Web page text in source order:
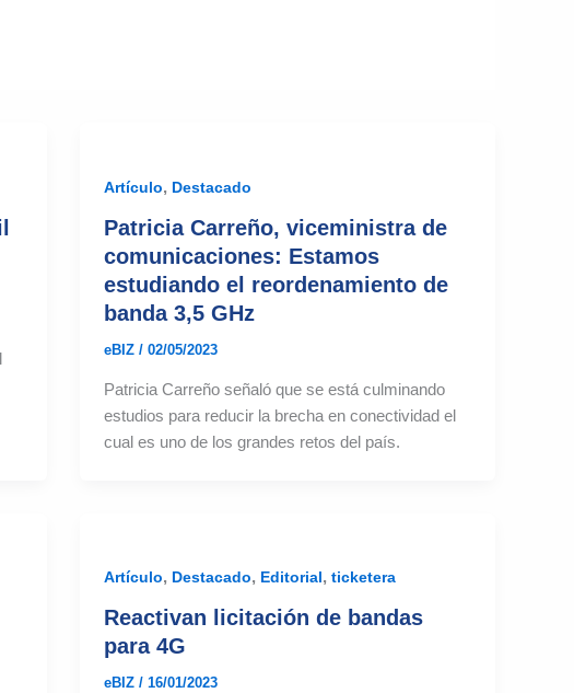
Artículo, Destacado
Patricia Carreño, viceministra de
comunicaciones: Estamos
estudiando el reordenamiento de
banda 3,5 GHz
eBIZ/02/05/2023
Patricia Carreño señaló que se está culminando
estudios para reducir la brecha en conectividad el
cual es uno de los grandes retos del país.
Artículo, Destacado, Editorial,ticketera
Reactivan licitación de bandas
para 4G
eBIZ/16/01/2023